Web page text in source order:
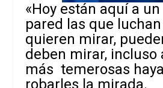
«Hoy están aquí a
pared las que
quieren mirar,
deben mirar, incluso
más temerosas
robarles la mirada.